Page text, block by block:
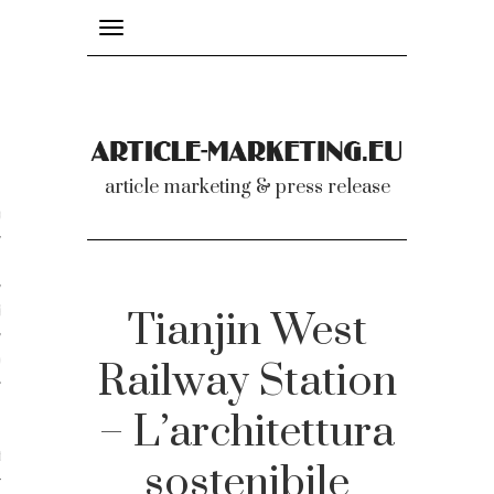
Toggle
navigation
article marketing & press release
Tianjin West
Railway Station
– L’architettura